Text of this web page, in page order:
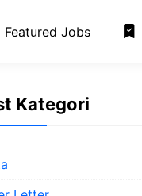
Featured Jobs
Kategori